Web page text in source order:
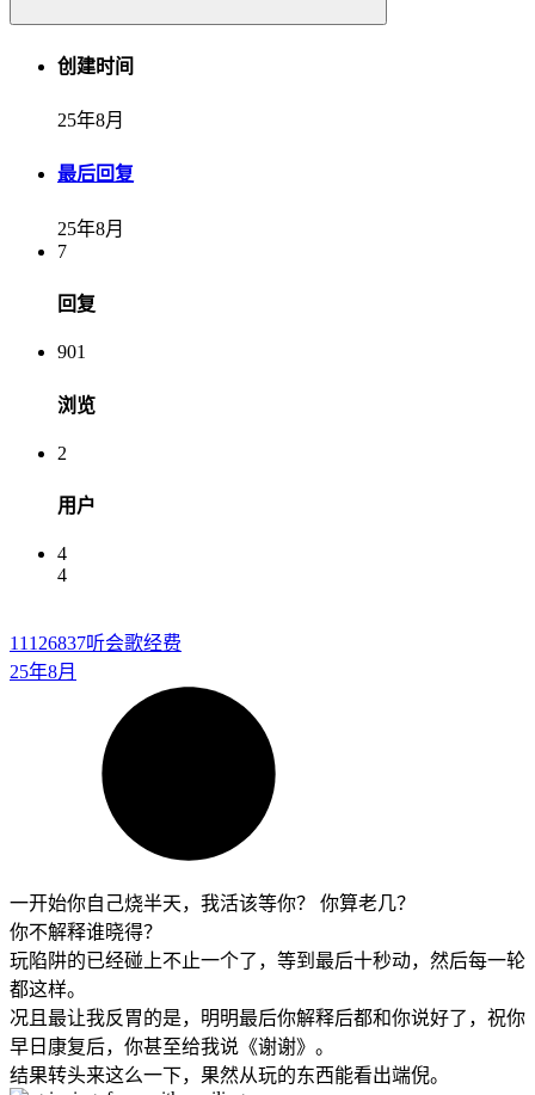
创建时间
25年8月
最后回复
25年8月
7
回复
901
浏览
2
用户
4
4
11126837听会歌经费
25年8月
一开始你自己烧半天，我活该等你？ 你算老几？
你不解释谁晓得？
玩陷阱的已经碰上不止一个了，等到最后十秒动，然后每一轮
都这样。
况且最让我反胃的是，明明最后你解释后都和你说好了，祝你
早日康复后，你甚至给我说《谢谢》。
结果转头来这么一下，果然从玩的东西能看出端倪。